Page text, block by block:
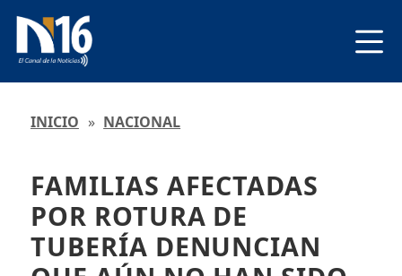
INICIO » NACIONAL
FAMILIAS AFECTADAS
POR ROTURA DE
TUBERÍA DENUNCIAN